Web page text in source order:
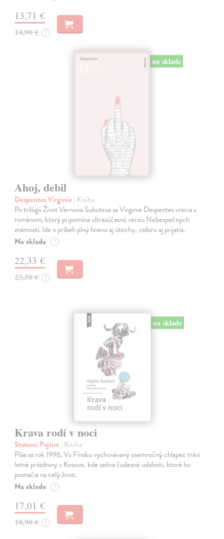
13,71 €
14,90 € ?
na sklade
Ahoj, debil
Despentes Virginie | Kniha
Po trilógii Život Vernona Subutexa sa Virginie Despentes vracia s
románom, ktorý pripomína ultrasúčasnú verziu Nebezpečných
známostí. Ide o príbeh plný hnevu aj útechy, vzdoru aj prijatia.
Na sklade ?
22,33 €
23,50 € ?
na sklade
Krava rodí v noci
Statovci Pajtim | Kniha
Píše sa rok 1996. Vo Fínsku vychovávaný osemročný chlapec trávi
letné prázdniny v Kosove, kde zažíva čudesné udalosti, ktoré ho
poznačia na celý život.
Na sklade ?
17,01 €
18,90 € ?